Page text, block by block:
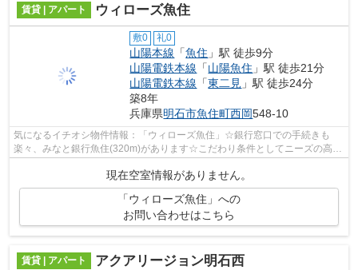
賃貸 | アパート ウィローズ魚住
敷0 礼0
山陽本線 「魚住 」駅 徒歩9分
山陽電鉄本線 「山陽魚住 」駅 徒歩21分
山陽電鉄本線 「東二見 」駅 徒歩24分
築8年
兵庫県明石市魚住町西岡548-10
気になるイチオシ物件情報：「ウィローズ魚住」☆銀行窓口での手続きも
楽々、みなと銀行魚住(320m)があります☆こだわり条件としてニーズの高
い、エアコン付きのアパートです☆ベランダが...
現在空室情報がありません。
「ウィローズ魚住」への
お問い合わせはこちら
賃貸 | アパート アクアリージョン明石西